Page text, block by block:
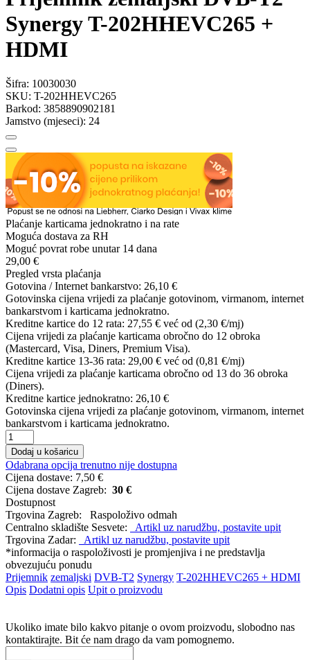
Synergy T-202HHEVC265 +
HDMI
Šifra: 10030030
SKU: T-202HHEVC265
Barkod: 3858890902181
Jamstvo (mjeseci): 24
Plaćanje karticama jednokratno i na rate
Moguća dostava za RH
Moguć povrat robe unutar 14 dana
29,00 €
Pregled vrsta plaćanja
Gotovina / Internet bankarstvo: 26,10 €
Gotovinska cijena vrijedi za plaćanje gotovinom, virmanom, internet
bankarstvom i karticama jednokratno.
Kreditne kartice do 12 rata: 27,55 € već od (2,30 €/mj)
Cijena vrijedi za plaćanje karticama obročno do 12 obroka
(Mastercard, Visa, Diners, Premium Visa).
Kreditne kartice 13-36 rata: 29,00 € već od (0,81 €/mj)
Cijena vrijedi za plaćanje karticama obročno od 13 do 36 obroka
(Diners).
Kreditne kartice jednokratno: 26,10 €
Gotovinska cijena vrijedi za plaćanje gotovinom, virmanom, internet
bankarstvom i karticama jednokratno.
Dodaj u košaricu
Odabrana opcija trenutno nije dostupna
Cijena dostave: 7,50 €
Cijena dostave Zagreb: 30 €
Dostupnost
Trgovina Zagreb:
Raspoloživo odmah
Centralno skladište Sesvete:
Artikl uz narudžbu, postavite upit
Trgovina Zadar:
Artikl uz narudžbu, postavite upit
*informacija o raspoloživosti je promjenjiva i ne predstavlja
obvezujuću ponudu
Prijemnik zemaljski DVB-T2 Synergy T-202HHEVC265 + HDMI
Opis Dodatni opis Upit o proizvodu
Ukoliko imate bilo kakvo pitanje o ovom proizvodu, slobodno nas
kontaktirajte. Bit će nam drago da vam pomognemo.